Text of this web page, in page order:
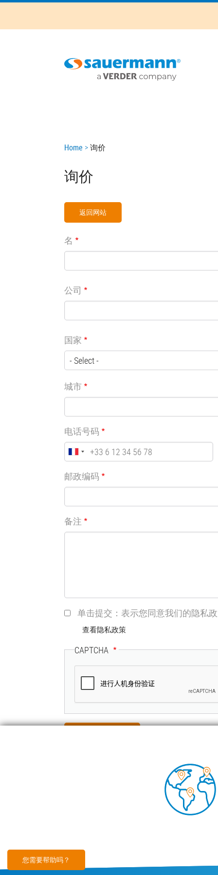
Skip
main
Breadcrumb
Home 询价
询价
返回网站
名
公司
国家
城市
电话号码
邮政编码
备注
单击提交：表示您同意我们的隐私
查看隐私政策
CAPTCHA
您需要帮助吗？
空调
技
见解
Footer
免责声明 Cookies 文件 沪ICP备2023025212号 隐